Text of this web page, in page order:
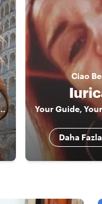
secrets of Tuscany
Ciao
Daha